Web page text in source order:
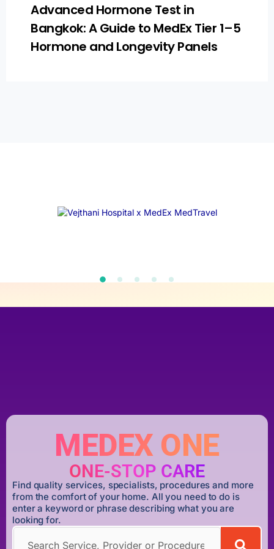
Advanced Hormone Test in
Bangkok: A Guide to MedEx Tier 1–5
Hormone and Longevity Panels
MEDEX ONE
ONE-STOP CARE
Find quality services, specialists, procedures and more
from the comfort of your home. All you need to do is
enter a keyword or phrase describing what you are
looking for.